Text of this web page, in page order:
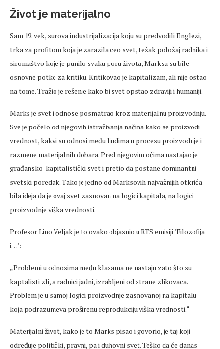
Život je materijalno
Sam 19. vek, surova industrijalizacija koju su predvodili Englezi,
trka za profitom koja je zarazila ceo svet, težak položaj radnika i
siromaštvo koje je punilo svaku poru života, Marksu su bile
osnovne potke za kritiku. Kritikovao je kapitalizam, ali nije ostao
na tome. Tražio je rešenje kako bi svet opstao zdraviji i humaniji.
Marks je svet i odnose posmatrao kroz materijalnu proizvodnju.
Sve je počelo od njegovih istraživanja načina kako se proizvodi
vrednost, kakvi su odnosi među ljudima u procesu proizvodnje i
razmene materijalnih dobara. Pred njegovim očima nastajao je
građansko-kapitalistički svet i pretio da postane dominantni
svetski poredak. Tako je jedno od Marksovih najvažnijih otkrića
bila ideja da je ovaj svet zasnovan na logici kapitala, na logici
proizvodnje viška vrednosti.
Profesor Lino Veljak je to ovako objasnio u RTS emisiji ’Filozofija
i…’:
„Problemi u odnosima među klasama ne nastaju zato što su
kaptalisti zli, a radnici jadni, izrabljeni od strane zlikovaca.
Problem je u samoj logici proizvodnje zasnovanoj na kapitalu
koja podrazumeva proširenu reprodukciju viška vrednosti.“
Materijalni život, kako je to Marks pisao i govorio, je taj koji
određuje politički, pravni, pa i duhovni svet. Teško da će danas